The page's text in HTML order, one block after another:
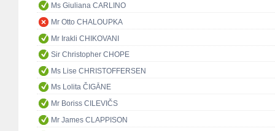
Ms Giuliana CARLINO
Mr Otto CHALOUPKA
Mr Irakli CHIKOVANI
Sir Christopher CHOPE
Ms Lise CHRISTOFFERSEN
Ms Lolita ČIGĀNE
Mr Boriss CILEVIČS
Mr James CLAPPISON